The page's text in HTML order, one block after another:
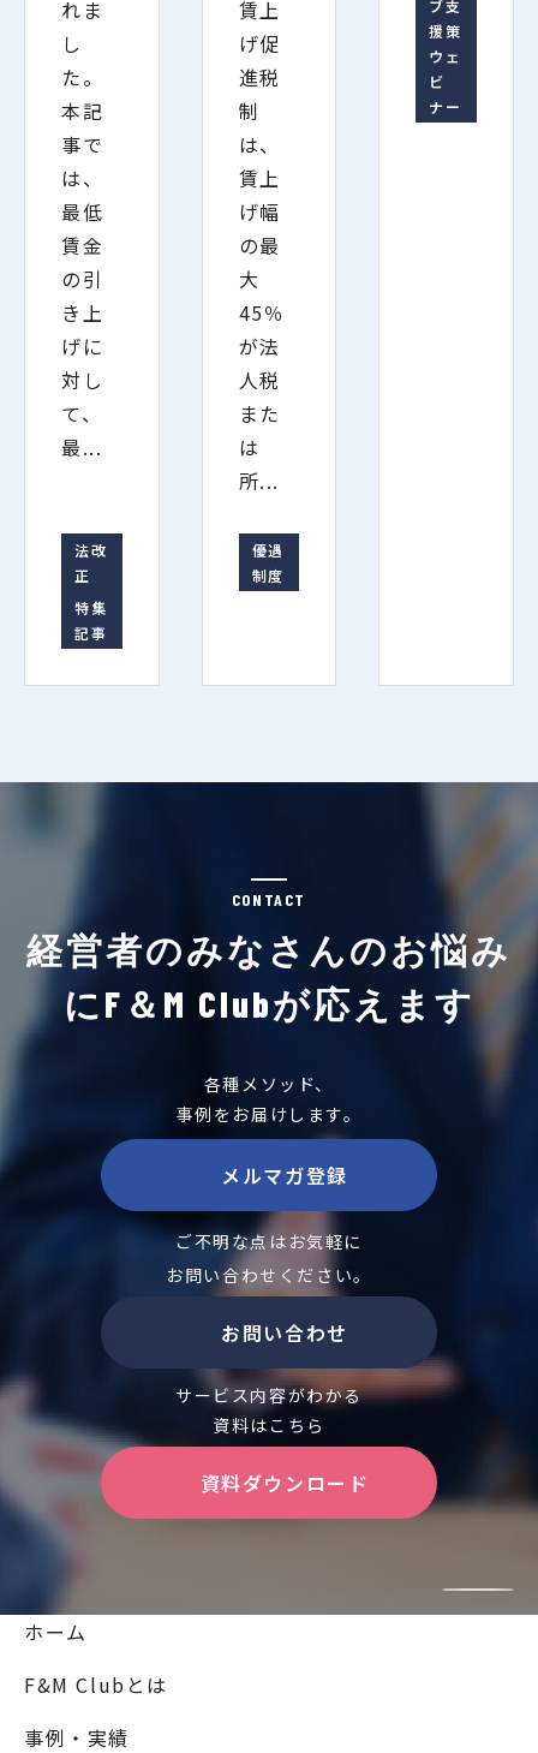
れま
し
た。
本記
事で
は、
最低
賃金
の引
き上
げに
対し
て、
最...
法改
正
特集
記事
賃上
げ促
進税
制
は、
賃上
げ幅
の最
大
45％
が法
人税
また
は
所...
優遇
制度
ブ支
援策
ウェ
ビ
ナー
CONTACT
経営者のみなさんのお悩み
にF＆M Clubが応えます
各種メソッド、
事例をお届けします。
メルマガ登録
ご不明な点はお気軽に
お問い合わせください。
お問い合わせ
サービス内容がわかる
資料はこちら
資料ダウンロード
ホーム
F&M Clubとは
事例・実績